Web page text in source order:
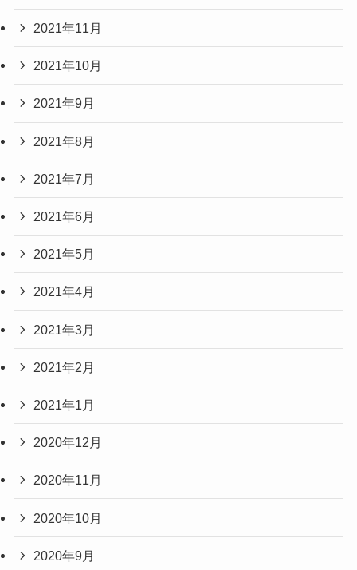
2021年11月
2021年10月
2021年9月
2021年8月
2021年7月
2021年6月
2021年5月
2021年4月
2021年3月
2021年2月
2021年1月
2020年12月
2020年11月
2020年10月
2020年9月